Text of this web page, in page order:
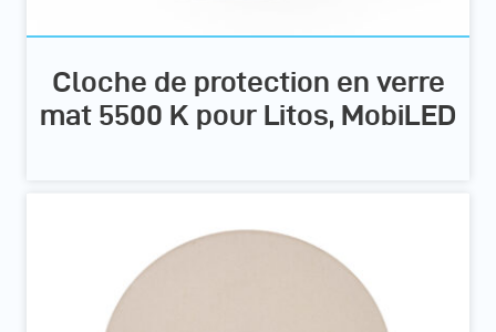
Cloche de protection en verre
mat 5500 K pour Litos, MobiLED